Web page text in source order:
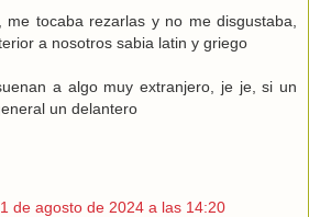
me tocaba rezarlas y no me disgustaba,
a nosotros sabia latin y griego
a algo muy extranjero, je je, si un
un delantero
de agosto de 2024 a las 14:20